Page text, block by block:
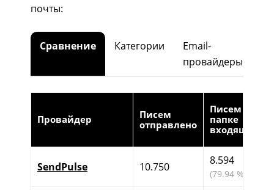
почты:
Сравнение Категории
Email-
провайдеры
Провайдер
Писем
отправлено
Писем в
папке
входящих
SendPulse 10.750 8.594
(79.94 %)